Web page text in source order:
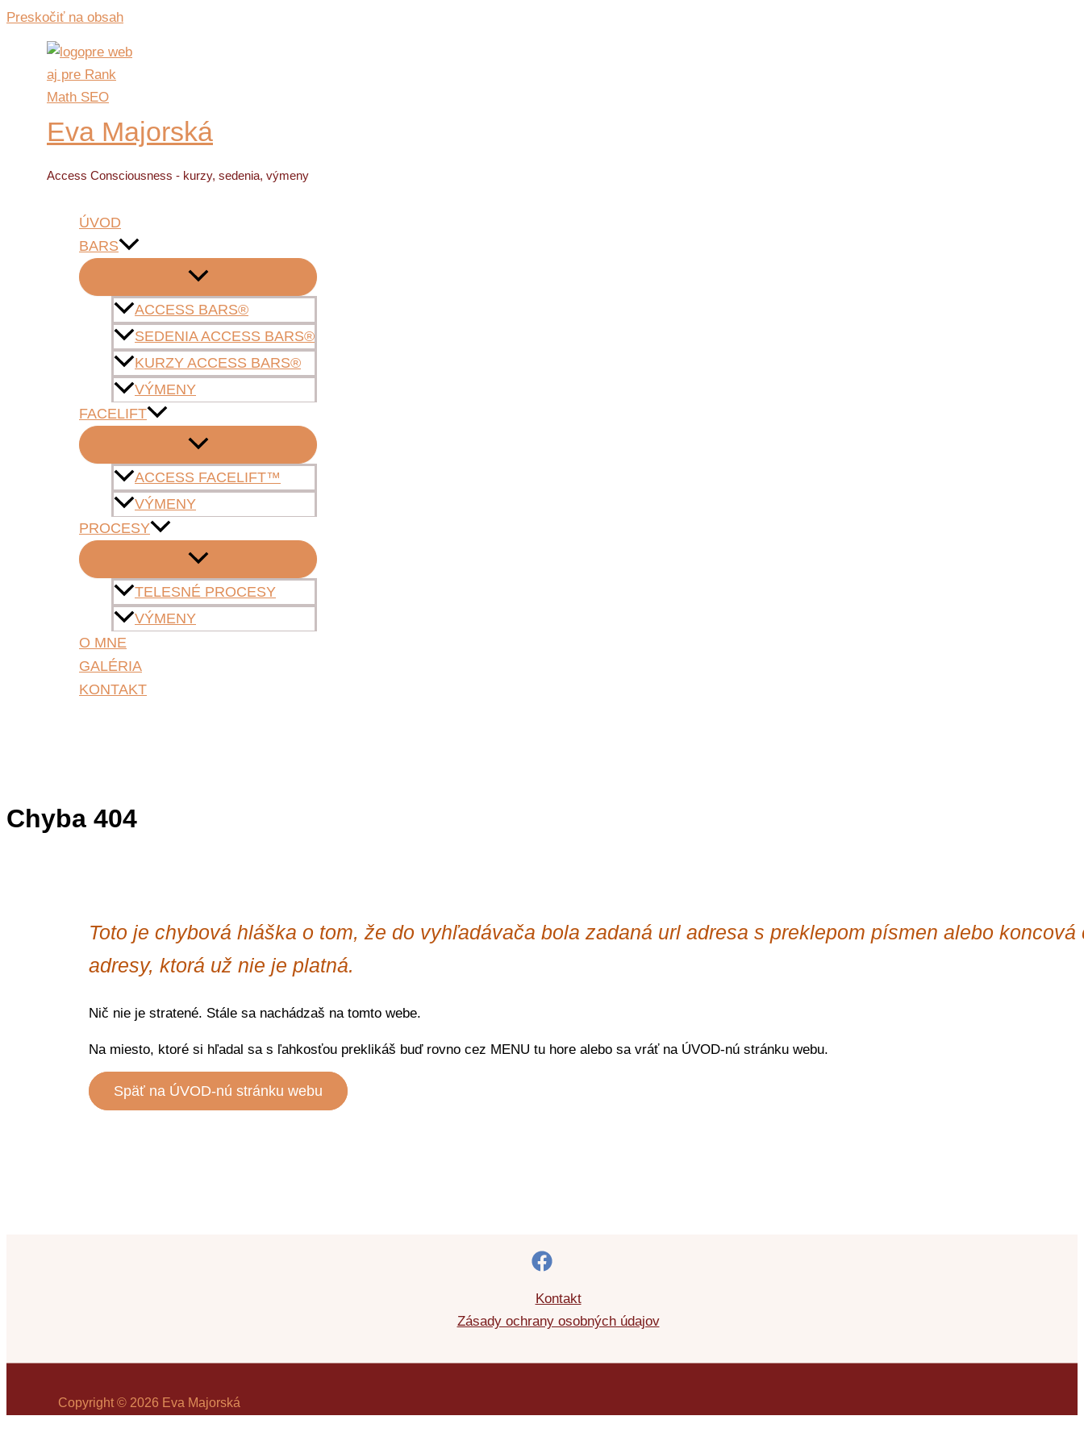
Preskočiť na obsah
Eva Majorská
Access Consciousness - kurzy, sedenia, výmeny
ÚVOD
BARS
ACCESS BARS®
SEDENIA ACCESS BARS®
KURZY ACCESS BARS®
VÝMENY
FACELIFT
ACCESS FACELIFT™
VÝMENY
PROCESY
TELESNÉ PROCESY
VÝMENY
O MNE
GALÉRIA
KONTAKT
Chyba 404
Toto je chybová hláška o tom, že do vyhľadávača bola zadaná url adresa s preklepom písmen alebo koncová
adresy, ktorá už nie je platná.
Nič nie je stratené. Stále sa nachádzaš na tomto webe.
Na miesto, ktoré si hľadal sa s ľahkosťou preklikáš buď rovno cez MENU tu hore alebo sa vráť na ÚVOD-nú stránku webu.
Späť na ÚVOD-nú stránku webu
Kontakt
Zásady ochrany osobných údajov
Copyright © 2026 Eva Majorská